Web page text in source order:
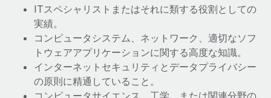
給与詐欺：種類、事例、ビジネスを守る方法
給与, 賃金は詐欺の特に魅力的な標的です。多額の資金がシステ
ム間で頻繁に移動しているためです。このため、自社のビジネス
を保護することは極めて重要です。...
ITスペシャリストまたはそれに類する役割としての
実績。
コンピュータシステム、ネットワーク、適切なソフ
トウェアアプリケーションに関する高度な知識。
インターネットセキュリティとデータプライバシー
の原則に精通していること。
コンピュータサイエンス、工学、または関連分野の